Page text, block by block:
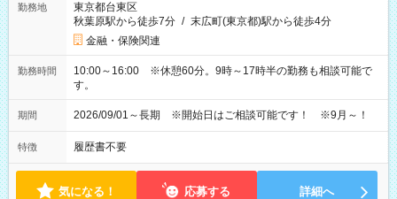
勤務地
東京都台東区
秋葉原駅から徒歩7分 / 末広町(東京都)駅から徒歩4分
金融・保険関連
勤務時間
10:00～16:00 ※休憩60分。9時～17時半の勤務も相談可能で
す。
期間 2026/09/01～長期 ※開始日はご相談可能です！ ※9月～！
特徴 履歴書不要
気になる！ 応募する 詳細へ